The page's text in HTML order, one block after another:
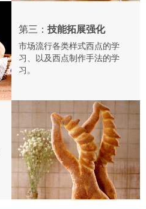
第三： 技能拓展强化
市场流行各类样式西点的学
习、以及西点制作手法的学
习。